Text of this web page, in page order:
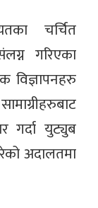
चर्चित
गरिएका
विज्ञापनहरु
गर्दा युट्युब
अदालतमा